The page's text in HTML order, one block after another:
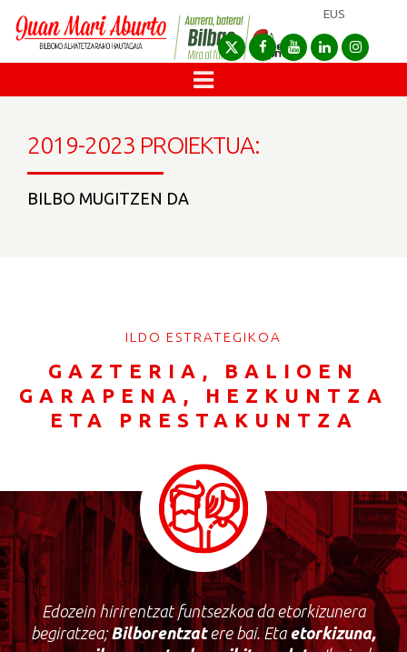
EUS
2019-2023 PROIEKTUA:
BILBO MUGITZEN DA
ILDO ESTRATEGIKOA
GAZTERIA, BALIOEN
GARAPENA, HEZKUNTZA
ETA PRESTAKUNTZA
Edozein hirirentzat funtsezkoa da etorkizunera
begiratzea;Bilborentzatere bai. Eta etorkizuna,